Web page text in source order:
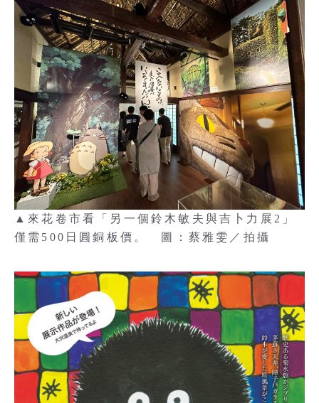
▲來花卷市看「另一個鈴木敏夫與吉卜力展2」
僅需500日圓銅板價。 圖：蔡雅雯／拍攝